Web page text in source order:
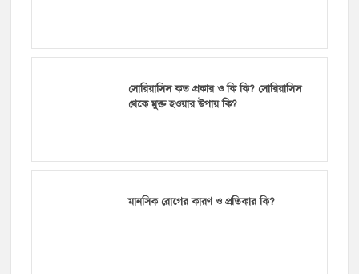
সোরিয়াসিস কত প্রকার ও কি কি? সোরিয়াসিস
থেকে মুক্ত হওয়ার উপায় কি?
মানসিক রোগের কারণ ও প্রতিকার কি?